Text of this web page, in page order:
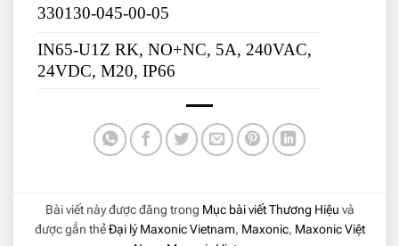
330130-045-00-05
IN65-U1Z RK, NO+NC, 5A, 240VAC,
24VDC, M20, IP66
Bài viết này được đăng trong Mục bài viết Thương Hiệu và
được gắn thẻĐại lý Maxonic Vietnam, Maxonic, Maxonic Việt